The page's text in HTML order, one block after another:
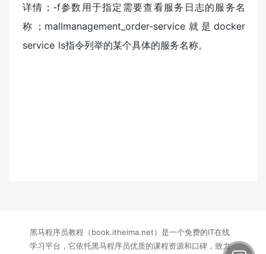
详情；-f参数用于指定需要查看服务日志的服务名
称；mallmanagement_order-service就是docker
service ls指令列举的某个具体的服务名称。
黑马程序员教程（book.itheima.net）是一个免费的IT在线
学习平台，它依托黑马程序员优质的课程资源和口碑，致力